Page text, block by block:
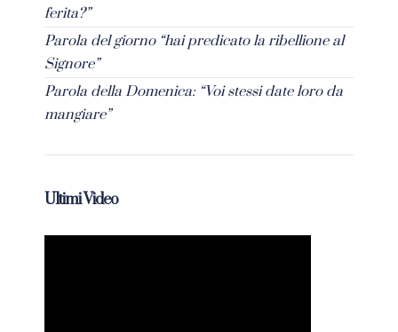
ferita?”
Parola del giorno “hai predicato la ribellione al
Signore”
Parola della Domenica: “Voi stessi date loro da
mangiare”
Ultimi Video